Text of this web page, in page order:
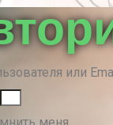
или
меня